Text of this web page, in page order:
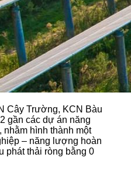
Cây Trường, KCN Bàu
gần các dự án năng
nhằm hình thành một
– năng lượng hoàn
phát thải ròng bằng 0